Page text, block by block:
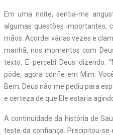
Em uma noite, sentia-me
algumas questões importantes,
mãos. Acordei várias vezes e
manhã, nos momentos com
texto. E percebi Deus dizendo:
pôde, agora confie em Mim.
Bem, Deus não me pediu para
e certeza de que Ele estaria
A continuidade da história de
teste da confiança. Precipitou-